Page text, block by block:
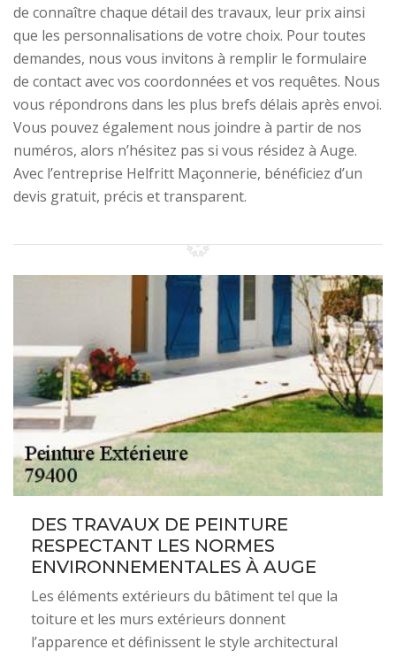
de connaître chaque détail des travaux, leur prix ainsi
que les personnalisations de votre choix. Pour toutes
demandes, nous vous invitons à remplir le formulaire
de contact avec vos coordonnées et vos requêtes. Nous
vous répondrons dans les plus brefs délais après envoi.
Vous pouvez également nous joindre à partir de nos
numéros, alors n’hésitez pas si vous résidez à Auge.
Avec l’entreprise Helfritt Maçonnerie, bénéficiez d’un
devis gratuit, précis et transparent.
DES TRAVAUX DE PEINTURE
RESPECTANT LES NORMES
ENVIRONNEMENTALES À AUGE
Les éléments extérieurs du bâtiment tel que la
toiture et les murs extérieurs donnent
l’apparence et définissent le style architectural